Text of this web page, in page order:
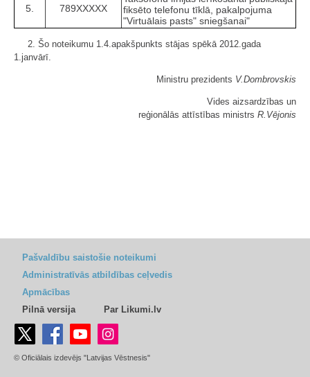
5. 789XXXXX
fiksēto telefonu tīklā, pakalpojuma
"Virtuālais pasts" sniegšanai"
2. Šo noteikumu 1.4.apakšpunkts stājas spēkā 2012.gada
1.janvārī.
Ministru prezidents V.Dombrovskis
Vides aizsardzības un
reģionālās attīstības ministrs R.Vējonis
Pašvaldību saistošie noteikumi
Administratīvās atbildības ceļvedis
Apmācības
Pilnā versija
Par Likumi.lv
© Oficiālais izdevējs "Latvijas Vēstnesis"